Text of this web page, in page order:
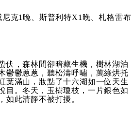
克1晚、斯普利特X1晚、札格雷布
伏，森林間卻暗藏生機，樹林湖泊
鬱鬱蔥蔥，聽松濤呼嘯，萬綠烘托
葉滿山，妝點了十六湖如一位天生
目。冬天，玉樹瓊枝，一片銀色如
如此清靜不被打擾。